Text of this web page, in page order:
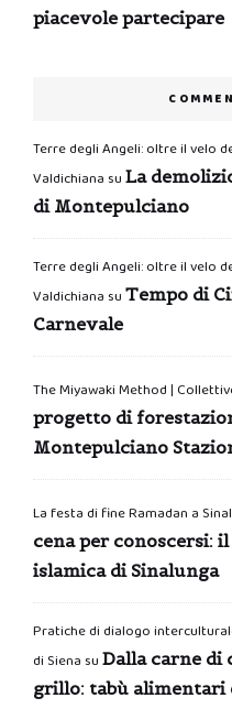
piacevole partecipare
Terre degli Angeli: oltre il velo
Valdichiana su La
di Montepulciano
Terre degli Angeli: oltre il velo
Valdichiana su Tempo di
Carnevale
The Miyawaki Method |
progetto di
Montepulciano
La festa di fine Ramadan a
cena per conoscersi:
islamica di Sinalunga
Pratiche di dialogo
di Siena su Dalla carne di
grillo: tabù alimentari